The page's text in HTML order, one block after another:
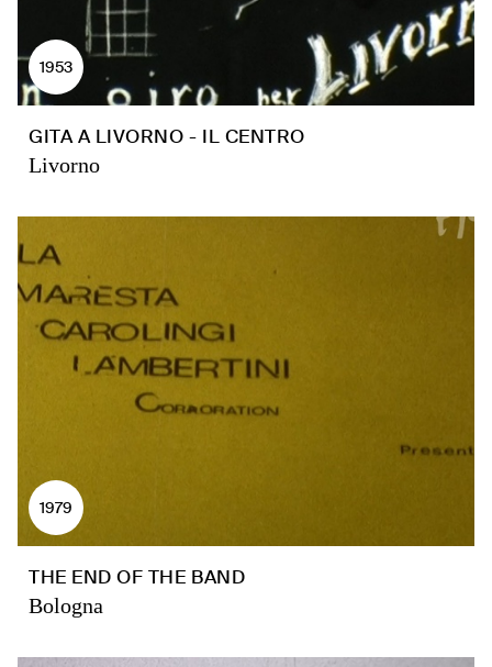
1953
GITA A LIVORNO - IL CENTRO
Livorno
1979
THE END OF THE BAND
Bologna